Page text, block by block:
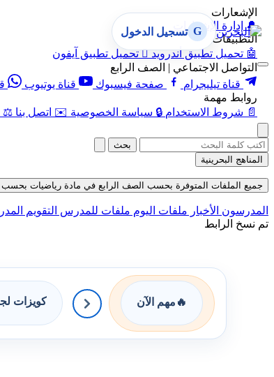
الإشعارات
🔔 إدارة الإشعارات
التطبيقات
🤖 تحميل تطبيق أندرويد  تحميل تطبيق آيفون
التواصل الاجتماعي | الصف الرابع
قناة تيليجرام
صفحة فيسبوك قناة يوتيوب
روابط مهمة
📄 شروط الاستخدام 🔒 سياسة الخصوصية ✉️ اتصل بنا ⚖️
G تسجيل الدخول
بحث
المناهج البحرينية
جميع الملفات المتوفرة بحسب الصف الرابع في مادة رياضيات بحسب
المدرسون الأخبار ملفات اليوم ملفات للمدرس التقويم
تم نسخ الرابط
🔥 مهم الآن كويزات